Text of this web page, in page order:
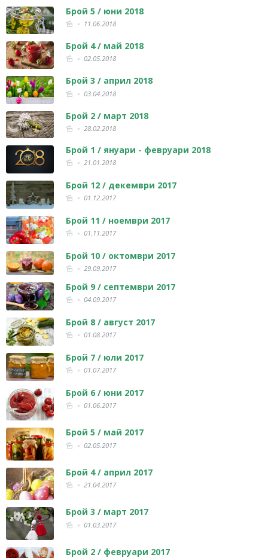
Брой 5 / юни 2018
11.06.2018
Брой 4 / май 2018
02.05.2018
Брой 3 / април 2018
03.04.2018
Брой 2 / март 2018
28.02.2018
Брой 1 / януари - февруари 2018
21.01.2018
Брой 12 / декември 2017
01.12.2017
Брой 11 / ноември 2017
01.11.2017
Брой 10 / октомври 2017
29.09.2017
Брой 9 / септември 2017
04.09.2017
Брой 8 / август 2017
01.08.2017
Брой 7 / юли 2017
01.07.2017
Брой 6 / юни 2017
01.06.2017
Брой 5 / май 2017
02.05.2017
Брой 4 / април 2017
21.04.2017
Брой 3 / март 2017
01.03.2017
Брой 2 / февруари 2017